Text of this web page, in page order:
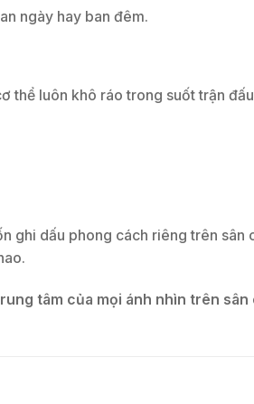
ngày hay ban đêm.
thể luôn khô ráo trong suốt trận
dấu phong cách riêng trên sân
tâm của mọi ánh nhìn trên sân